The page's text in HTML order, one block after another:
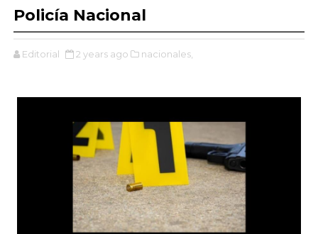
Policía Nacional
Editorial 2 years ago nacionales,